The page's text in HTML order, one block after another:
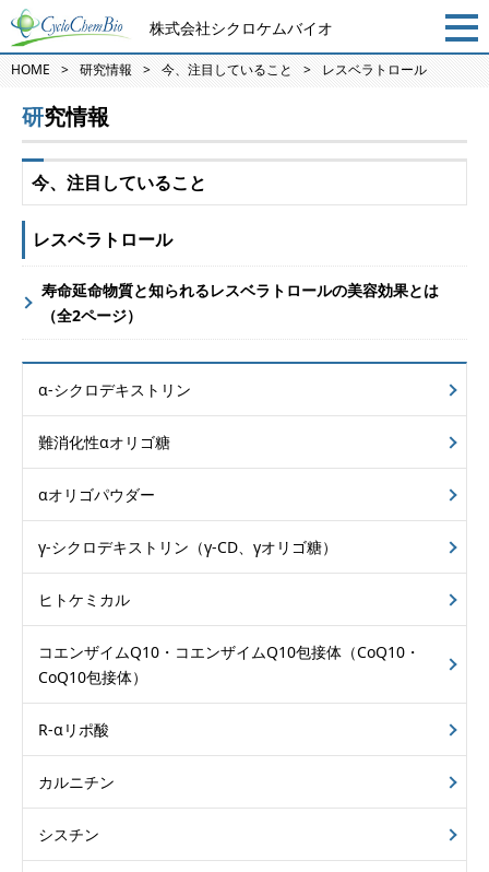
株式会社シクロケムバイオ
HOME 研究情報 今、注目していること レスベラトロール
研究情報
今、注目していること
レスベラトロール
寿命延命物質と知られるレスベラトロールの美容効果とは
（全2ページ）
α-シクロデキストリン
難消化性αオリゴ糖
αオリゴパウダー
γ-シクロデキストリン （γ-CD、γオリゴ糖）
ヒトケミカル
コエンザイムQ10・ コエンザイムQ10包接体 （CoQ10・
CoQ10包接体）
R-αリポ酸
カルニチン
シスチン